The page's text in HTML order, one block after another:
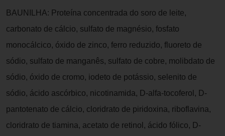
BAUNILHA: Proteína concentrada do soro de leite,
carbonato de cálcio, sulfato de magnésio, fosfato
monocálcico, óxido de zinco, ferro reduzido, fluoreto de
sódio, sulfato de manganês, sulfato de cobre, molibdato de
sódio, óxido de cromo, iodeto de potássio, selenito de
sódio, ácido ascórbico, nicotinamida, D-alfa-tocoferol, D-
pantotenato de cálcio, cloridrato de piridoxina, riboflavina,
cloridrato de tiamina, acetato de retinol, ácido fólico, D-